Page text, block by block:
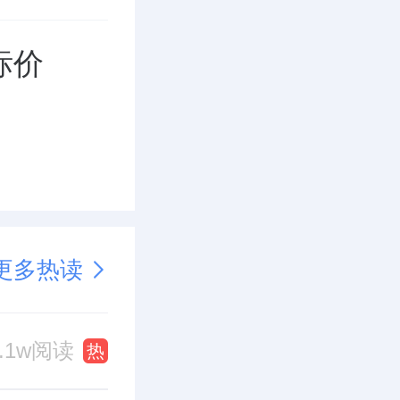
价
多热读
阅读 热